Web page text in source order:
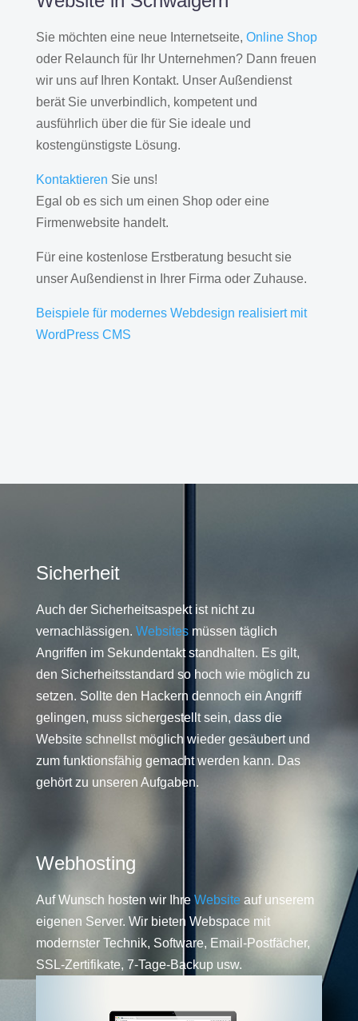
Sie möchten eine neue Internetseite, Online Shop
oder Relaunch für Ihr Unternehmen? Dann freuen
wir uns auf Ihren Kontakt. Unser Außendienst
berät Sie unverbindlich, kompetent und
ausführlich über die für Sie ideale und
kostengünstigste Lösung.
Kontaktieren Sie uns!
Egal ob es sich um einen Shop oder eine
Firmenwebsite handelt.
Für eine kostenlose Erstberatung besucht sie
unser Außendienst in Ihrer Firma oder Zuhause.
Beispiele für modernes Webdesign realisiert mit
WordPress CMS
Sicherheit
Auch der Sicherheitsaspekt ist nicht zu
vernachlässigen. Websitesmüssen täglich
Angriffen im Sekundentakt standhalten. Es gilt,
den Sicherheitsstandard so hoch wie möglich zu
setzen. Sollte den Hackern dennoch ein Angriff
gelingen, muss sichergestellt sein, dass die
Website schnellst möglich wieder gesäubert und
zum funktionsfähig gemacht werden kann. Das
gehört zu unseren Aufgaben.
Webhosting
Auf Wunsch hosten wir Ihre Website auf unserem
eigenen Server. Wir bieten Webspace mit
modernster Technik, Software, Email-Postfächer,
SSL-Zertifikate, 7-Tage-Backup usw.